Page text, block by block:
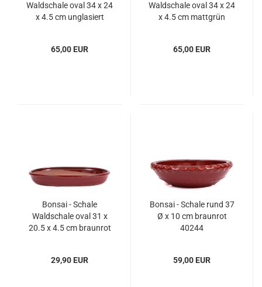
Waldschale oval 34 x 24
x 4.5 cm unglasiert
65,00 EUR
Waldschale oval 34 x 24
x 4.5 cm mattgrün
65,00 EUR
Bonsai - Schale
Waldschale oval 31 x
20.5 x 4.5 cm braunrot
29,90 EUR
Bonsai - Schale rund 37
Ø x 10 cm braunrot
40244
59,00 EUR